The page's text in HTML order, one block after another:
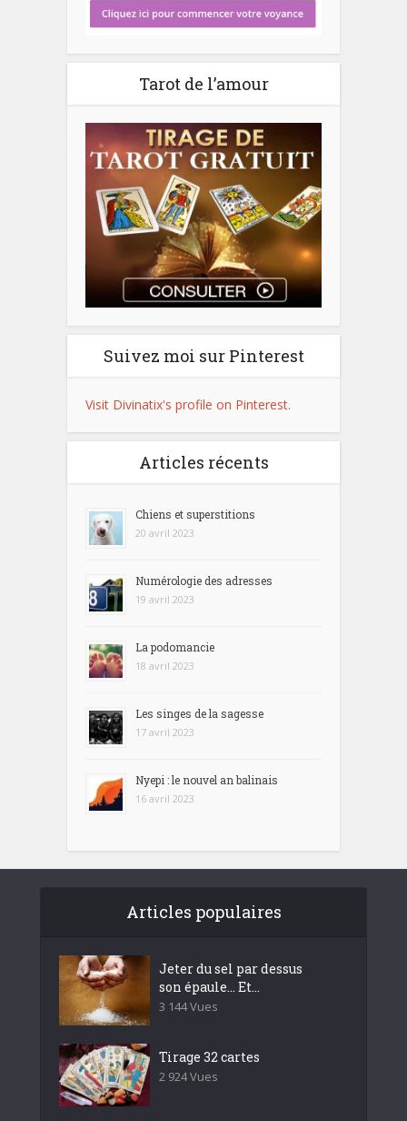
Tarot de l’amour
Suivez moi sur Pinterest
Visit Divinatix's profile on Pinterest.
Articles récents
Chiens et superstitions
20 avril 2023
Numérologie des adresses
19 avril 2023
La podomancie
18 avril 2023
Les singes de la sagesse
17 avril 2023
Nyepi : le nouvel an balinais
16 avril 2023
Articles populaires
Jeter du sel par dessus
son épaule… Et...
3 144 Vues
Tirage 32 cartes
2 924 Vues